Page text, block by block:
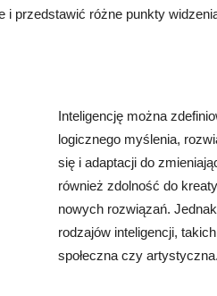
i przedstawić różne punkty
Inteligencję można
logicznego myślenia,
się i adaptacji do
również zdolność do
nowych rozwiązań.
rodzajów inteligencji,
społeczna czy artystyczna.